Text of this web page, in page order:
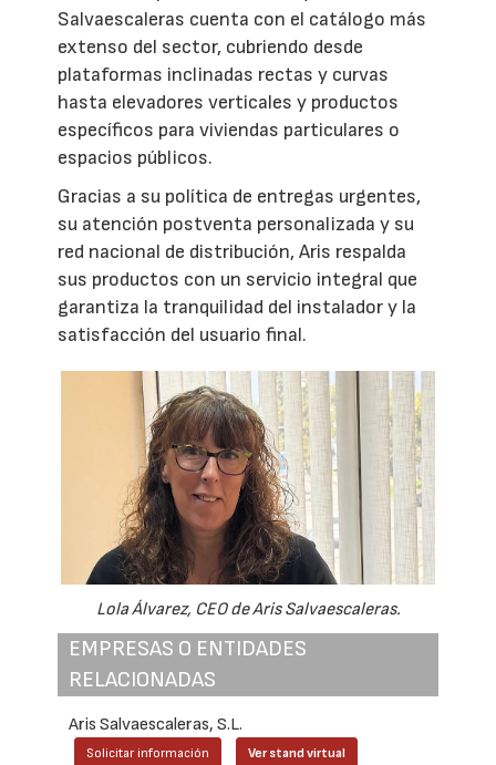
Salvaescaleras cuenta con el catálogo más
extenso del sector, cubriendo desde
plataformas inclinadas rectas y curvas
hasta elevadores verticales y productos
específicos para viviendas particulares o
espacios públicos.
Gracias a su política de entregas urgentes,
su atención postventa personalizada y su
red nacional de distribución, Aris respalda
sus productos con un servicio integral que
garantiza la tranquilidad del instalador y la
satisfacción del usuario final.
Lola Álvarez, CEO de Aris Salvaescaleras.
EMPRESAS O ENTIDADES
RELACIONADAS
Aris Salvaescaleras, S.L.
Solicitar información Ver stand virtual